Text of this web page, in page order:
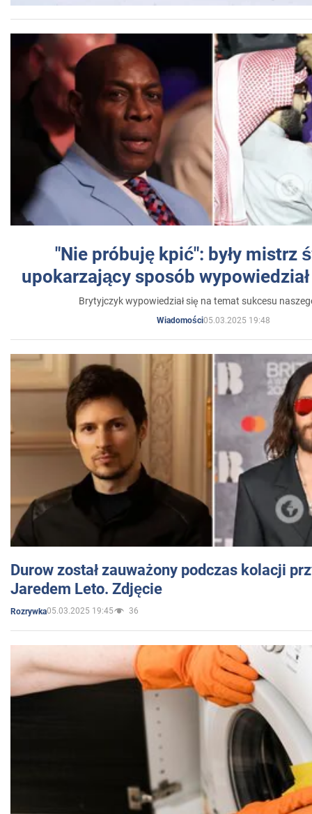
"Nie próbuję kpić": były mistrz
upokarzający sposób
Brytyjczyk wypowiedział się na temat sukcesu
Wiadomości05.03.2025 19:48
Durow został zauważony podczas kolacji
Jaredem Leto. Zdjęcie
Rozrywka05.03.2025 19:45 36